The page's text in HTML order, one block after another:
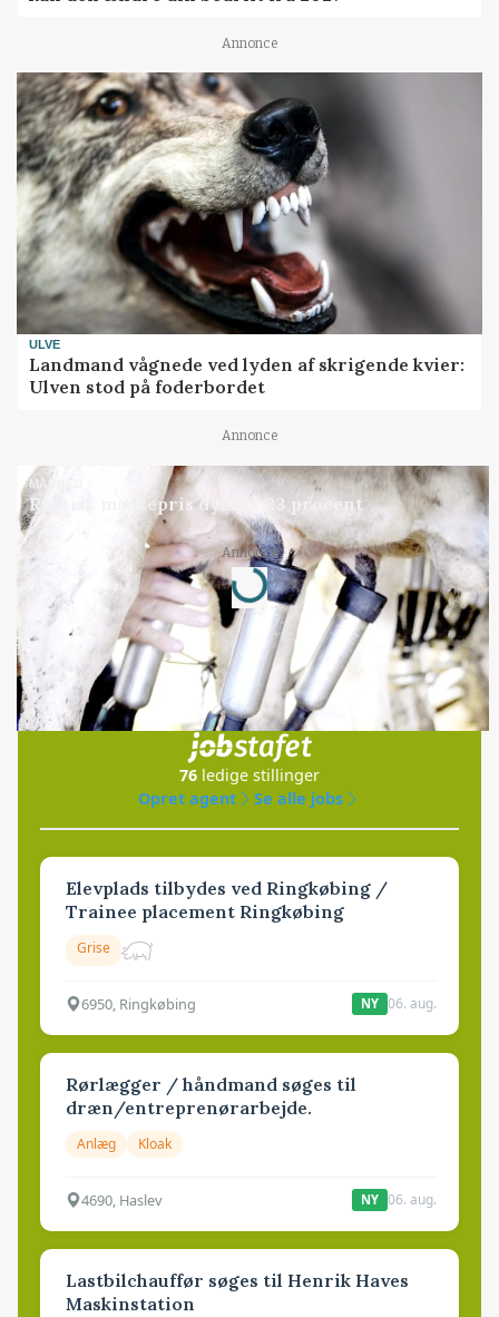
Annonce
ULVE
Landmand vågnede ved lyden af skrigende kvier:
Ulven stod på foderbordet
Annonce
MARKED
Russisk mælkepris dykker 23 procent
Annonce
Loading...
Jobs
i samarbejde med
76 ledige stillinger
Opret agent
Se alle jobs
Elevplads tilbydes ved Ringkøbing /
Trainee placement Ringkøbing
Grise
6950, Ringkøbing NY 06. aug.
Rørlægger / håndmand søges til
dræn/entreprenørarbejde.
Anlæg Kloak
4690, Haslev NY 06. aug.
Lastbilchauffør søges til Henrik Haves
Maskinstation